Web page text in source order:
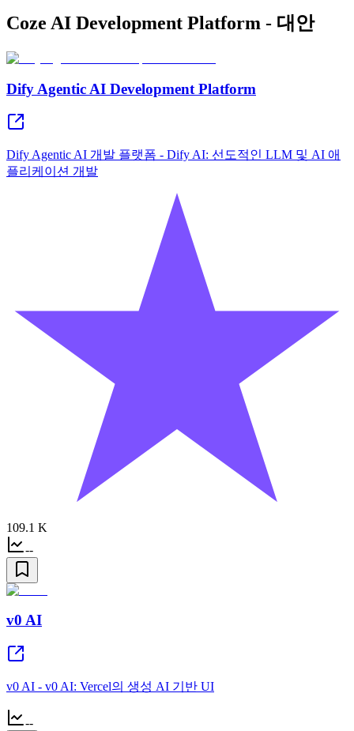
Coze AI Development Platform - 대안
Dify Agentic AI Development Platform
Dify Agentic AI 개발 플랫폼 - Dify AI: 선도적인 LLM 및 AI 애
플리케이션 개발
109.1 K
--
v0 AI
v0 AI - v0 AI: Vercel의 생성 AI 기반 UI
--